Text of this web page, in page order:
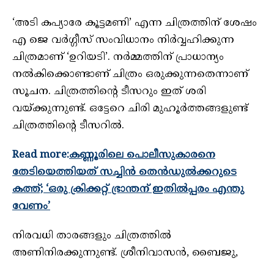
‘അടി കപ്യാരേ കൂട്ടമണി’ എന്ന ചിത്രത്തിന് ശേഷം
എ ജെ വര്‍ഗ്ഗീസ് സംവിധാനം നിര്‍വ്വഹിക്കുന്ന
ചിത്രമാണ് ‘ഉറിയടി’. നര്‍മ്മത്തിന് പ്രാധാന്യം
നല്‍കിക്കൊണ്ടാണ് ചിത്രം ഒരുക്കുന്നതെന്നാണ്
സൂചന. ചിത്രത്തിന്റെ ടീസറും ഇത് ശരി
വയ്ക്കുന്നുണ്ട്. ഒട്ടേറെ ചിരി മുഹൂര്‍ത്തങ്ങളുണ്ട്
ചിത്രത്തിന്റെ ടീസറില്‍.
Read more:കണ്ണൂരിലെ പൊലീസുകാരനെ
തേടിയെത്തിയത് സച്ചിന്‍ തെന്‍ഡുല്‍ക്കറുടെ
കത്ത്; ‘ഒരു ക്രിക്കറ്റ് ഭ്രാന്തന് ഇതില്‍പ്പരം എന്തു
വേണം’
നിരവധി താരങ്ങളും ചിത്രത്തില്‍
അണിനിരക്കുന്നുണ്ട്. ശ്രീനിവാസന്‍, ബൈജു,